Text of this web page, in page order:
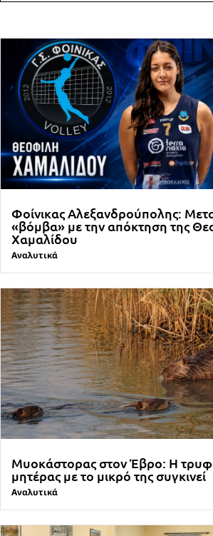
Φοίνικας Αλεξανδρούπολης:
«βόμβα» με την απόκτηση της
Χαμαλίδου
Αναλυτικά
Μυοκάστορας στον Έβρο: Η
μητέρας με το μικρό της συγκινεί
Αναλυτικά